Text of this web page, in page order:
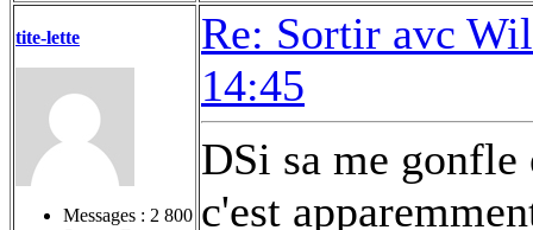
tite-lette
Messages : 2 800
Re: Sortir avc
14:45
DSi sa me
c'est